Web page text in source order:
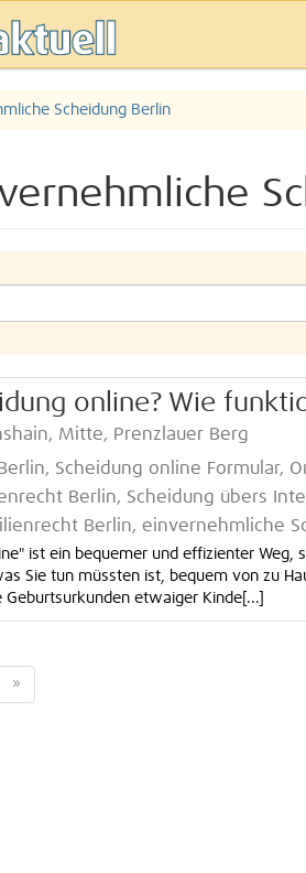
Scheidung Berlin
online? Wie
Mitte, Prenzlauer Berg
Scheidung online Formular,
Berlin, Scheidung übers
Berlin, einvernehmliche
ist ein bequemer und effizienter
Sie tun müssten ist, bequem von zu
etwaiger Kinde[...]
»